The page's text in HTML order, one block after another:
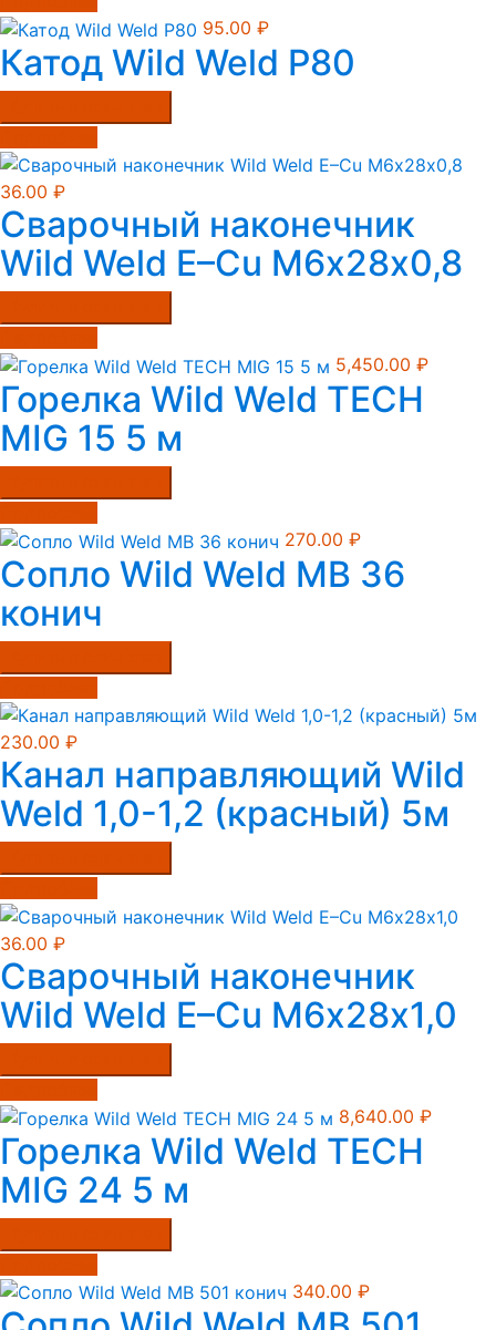
95.00 ₽
Катод Wild Weld Р80
36.00 ₽
Сварочный наконечник
Wild Weld E–Cu М6х28х0,8
5,450.00 ₽
Горелка Wild Weld TECH
MIG 15 5 м
270.00 ₽
Сопло Wild Weld MB 36
конич
230.00 ₽
Канал направляющий Wild
Weld 1,0-1,2 (красный) 5м
36.00 ₽
Сварочный наконечник
Wild Weld E–Cu М6х28х1,0
8,640.00 ₽
Горелка Wild Weld TECH
MIG 24 5 м
340.00 ₽